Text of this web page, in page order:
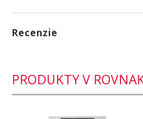
Recenzie
PRODUKTY V